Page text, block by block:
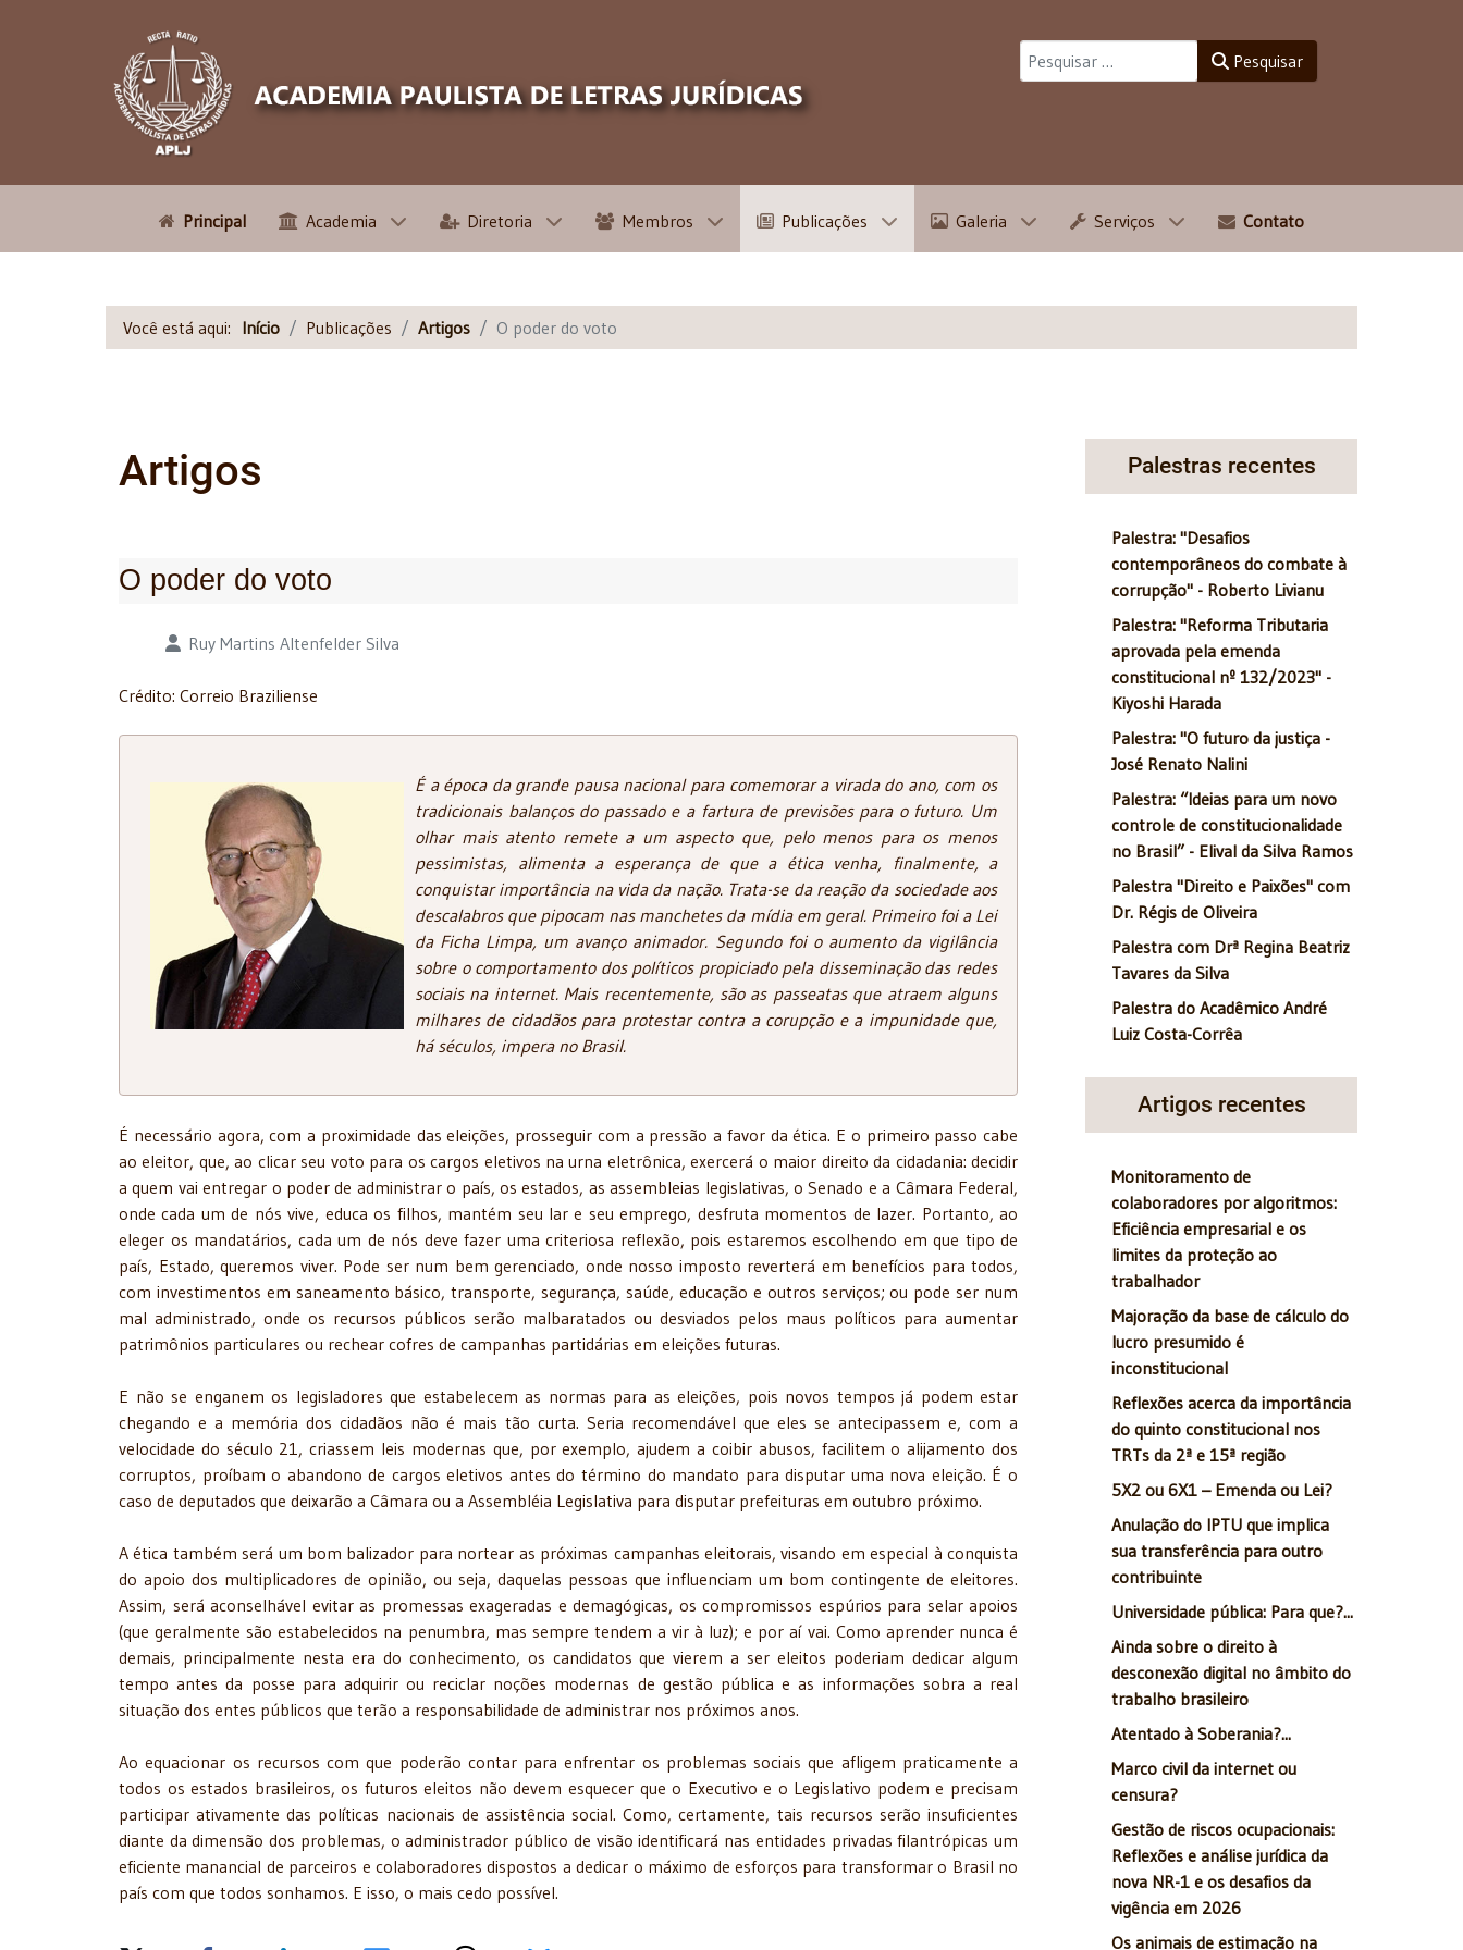
Pesquisar
Principal Academia Diretoria Membros Publicações Galeria Serviços Contato
Você está aqui: Início Publicações Artigos O poder do voto
Artigos
O poder do voto
Detalhes Ruy Martins Altenfelder Silva
Crédito: Correio Braziliense
É a época da grande pausa nacional para comemorar a virada do ano, com os
tradicionais balanços do passado e a fartura de previsões para o futuro. Um
olhar mais atento remete a um aspecto que, pelo menos para os menos
pessimistas, alimenta a esperança de que a ética venha, finalmente, a
conquistar importância na vida da nação. Trata-se da reação da sociedade aos
descalabros que pipocam nas manchetes da mídia em geral. Primeiro foi a Lei
da Ficha Limpa, um avanço animador. Segundo foi o aumento da vigilância
sobre o comportamento dos políticos propiciado pela disseminação das redes
sociais na internet. Mais recentemente, são as passeatas que atraem alguns
milhares de cidadãos para protestar contra a corupção e a impunidade que,
há séculos, impera no Brasil.
É necessário agora, com a proximidade das eleições, prosseguir com a pressão a favor da ética. E o primeiro passo cabe
ao eleitor, que, ao clicar seu voto para os cargos eletivos na urna eletrônica, exercerá o maior direito da cidadania: decidir
a quem vai entregar o poder de administrar o país, os estados, as assembleias legislativas, o Senado e a Câmara Federal,
onde cada um de nós vive, educa os filhos, mantém seu lar e seu emprego, desfruta momentos de lazer. Portanto, ao
eleger os mandatários, cada um de nós deve fazer uma criteriosa reflexão, pois estaremos escolhendo em que tipo de
país, Estado, queremos viver. Pode ser num bem gerenciado, onde nosso imposto reverterá em benefícios para todos,
com investimentos em saneamento básico, transporte, segurança, saúde, educação e outros serviços; ou pode ser num
mal administrado, onde os recursos públicos serão malbaratados ou desviados pelos maus políticos para aumentar
patrimônios particulares ou rechear cofres de campanhas partidárias em eleições futuras.
E não se enganem os legisladores que estabelecem as normas para as eleições, pois novos tempos já podem estar
chegando e a memória dos cidadãos não é mais tão curta. Seria recomendável que eles se antecipassem e, com a
velocidade do século 21, criassem leis modernas que, por exemplo, ajudem a coibir abusos, facilitem o alijamento dos
corruptos, proíbam o abandono de cargos eletivos antes do término do mandato para disputar uma nova eleição. É o
caso de deputados que deixarão a Câmara ou a Assembléia Legislativa para disputar prefeituras em outubro próximo.
A ética também será um bom balizador para nortear as próximas campanhas eleitorais, visando em especial à conquista
do apoio dos multiplicadores de opinião, ou seja, daquelas pessoas que influenciam um bom contingente de eleitores.
Assim, será aconselhável evitar as promessas exageradas e demagógicas, os compromissos espúrios para selar apoios
(que geralmente são estabelecidos na penumbra, mas sempre tendem a vir à luz); e por aí vai. Como aprender nunca é
demais, principalmente nesta era do conhecimento, os candidatos que vierem a ser eleitos poderiam dedicar algum
tempo antes da posse para adquirir ou reciclar noções modernas de gestão pública e as informações sobra a real
situação dos entes públicos que terão a responsabilidade de administrar nos próximos anos.
Ao equacionar os recursos com que poderão contar para enfrentar os problemas sociais que afligem praticamente a
todos os estados brasileiros, os futuros eleitos não devem esquecer que o Executivo e o Legislativo podem e precisam
participar ativamente das políticas nacionais de assistência social. Como, certamente, tais recursos serão insuficientes
diante da dimensão dos problemas, o administrador público de visão identificará nas entidades privadas filantrópicas um
eficiente manancial de parceiros e colaboradores dispostos a dedicar o máximo de esforços para transformar o Brasil no
país com que todos sonhamos. E isso, o mais cedo possível.
Palestras recentes
Palestra: "Desafios
contemporâneos do combate à
corrupção" - Roberto Livianu
Palestra: "Reforma Tributaria
aprovada pela emenda
constitucional nº 132/2023" -
Kiyoshi Harada
Palestra: "O futuro da justiça -
José Renato Nalini
Palestra: “Ideias para um novo
controle de constitucionalidade
no Brasil” - Elival da Silva Ramos
Palestra "Direito e Paixões" com
Dr. Régis de Oliveira
Palestra com Drª Regina Beatriz
Tavares da Silva
Palestra do Acadêmico André
Luiz Costa-Corrêa
Artigos recentes
Monitoramento de
colaboradores por algoritmos:
Eficiência empresarial e os
limites da proteção ao
trabalhador
Majoração da base de cálculo do
lucro presumido é
inconstitucional
Reflexões acerca da importância
do quinto constitucional nos
TRTs da 2ª e 15ª região
5X2 ou 6X1 – Emenda ou Lei?
Anulação do IPTU que implica
sua transferência para outro
contribuinte
Universidade pública: Para que?...
Ainda sobre o direito à
desconexão digital no âmbito do
trabalho brasileiro
Atentado à Soberania?...
Marco civil da internet ou
censura?
Gestão de riscos ocupacionais:
Reflexões e análise jurídica da
nova NR-1 e os desafios da
vigência em 2026
Os animais de estimação na